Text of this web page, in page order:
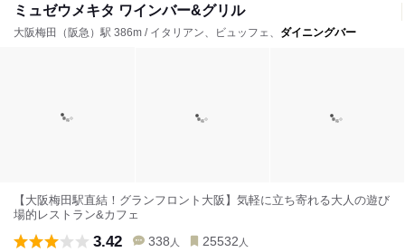
ミュゼウメキタ ワインバー&グリル
大阪梅田（阪急）駅 386m / イタリアン、ビュッフェ、 ダイニングバー
【大阪梅田駅直結！グランフロント大阪】気軽に立ち寄れる大人の遊び
場的レストラン&カフェ
3.42 338 人 25532 人